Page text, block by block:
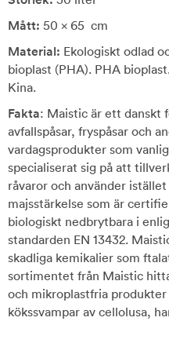
Mått: 50 x 65 cm
Material: Ekologiskt odlad
bioplast (PHA). PHA
Kina.
Fakta: Maistic är ett danskt
avfallspåsar, fryspåsar och
vardagsprodukter som
specialiserat sig på att
råvaror och använder
majsstärkelse som är
biologiskt nedbrytbara i
standarden EN 13432.
skadliga kemikalier som
sortimentet från Maistic
och mikroplastfria
kökssvampar av cellolusa,